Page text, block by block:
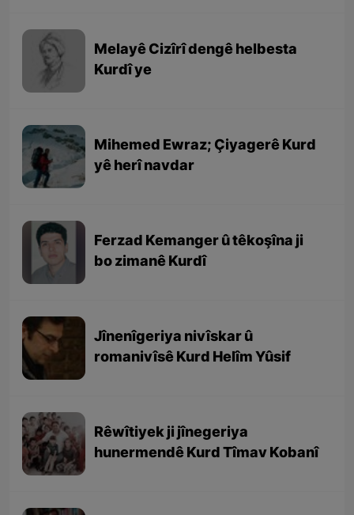
Melayê Cizîrî dengê helbesta
Kurdî ye
Mihemed Ewraz; Çiyagerê Kurd
yê herî navdar
Ferzad Kemanger û têkoşîna ji
bo zimanê Kurdî
Jînenîgeriya nivîskar û
romanivîsê Kurd Helîm Yûsif
Rêwîtiyek ji jînegeriya
hunermendê Kurd Tîmav Kobanî